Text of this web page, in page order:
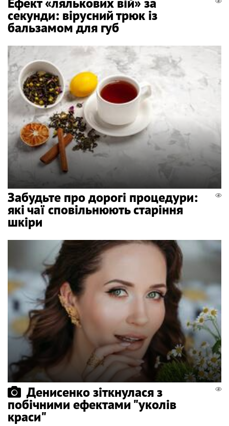
секунди: вірусний трюк із
бальзамом для губ
Забудьте про дорогі процедури:
які чаї сповільнюють старіння
шкіри
Денисенко зіткнулася з
побічними ефектами "уколів
краси"